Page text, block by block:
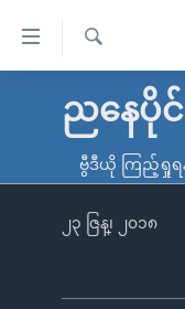
လွယ်ကူ
သည့်
မူလစာမျက်နှာ
ကမ္ဘာ့သတင်းများ
နိုင်ငံတကာ
တရုတ်
ရပ်ဝန်းတခု လမ်းတ
ရ
လာ
ညနေပိုင်
ဗွီဒီယို ကြည့်ရှုရ
၂၃ ဇြန္၊ ၂၀၁၈